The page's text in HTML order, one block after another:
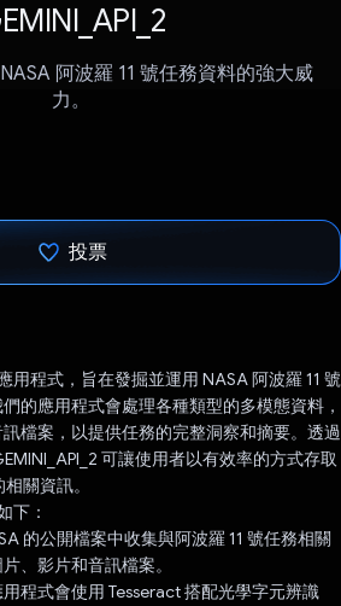
阿波羅 11 號任務資料的強大威
力。
投票
用程式，旨在發掘並運用 NASA 阿波羅 11 號
的應用程式會處理各種類型的多模態資料，
檔案，以提供任務的完整洞察和摘要。透過
可讓使用者以有效率的方式存取
關資訊。
下：
的公開檔案中收集與阿波羅 11 號任務相關
、影片和音訊檔案。
程式會使用 Tesseract 搭配光學字元辨識